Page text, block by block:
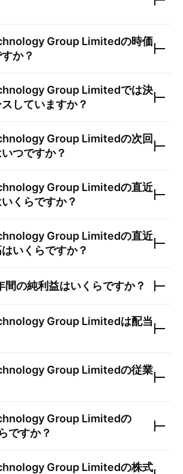
Group Limitedの時価
か？
Group Limitedでは決
していますか？
Group Limitedの次回
つですか？
Group Limitedの直近
くらですか？
Group Limitedの直近
いくらですか？
間の純利益はいくらですか？
Group Limitedは配当
Group Limitedの従業
Group Limitedの
ですか？
Group Limitedの株式